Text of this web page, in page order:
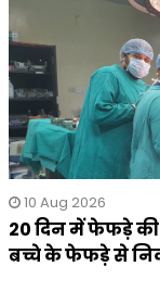
10 Aug 2026
20 दिन में फेफड़े की
बच्चे के फेफड़े से